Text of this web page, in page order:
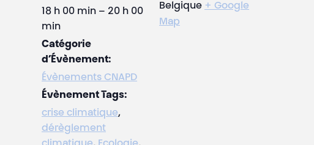
18 h 00 min – 20 h 00
min
Catégorie
d’Évènement:
Évènements CNAPD
Évènement Tags:
crise climatique,
dérèglement
Belgique + Google
Map